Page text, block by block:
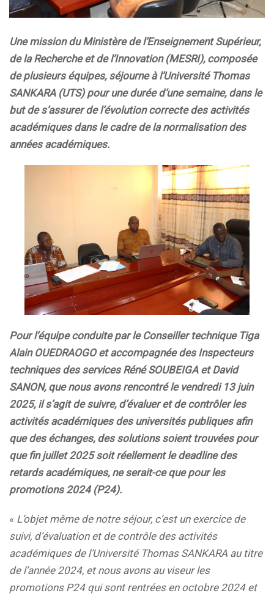
Une mission du Ministère de l’Enseignement Supérieur,
de la Recherche et de l’Innovation (MESRI), composée
de plusieurs équipes, séjourne à l’Université Thomas
SANKARA (UTS) pour une durée d’une semaine, dans le
but de s’assurer de l’évolution correcte des activités
académiques dans le cadre de la normalisation des
années académiques.
Pour l’équipe conduite par le Conseiller technique Tiga
Alain OUEDRAOGO et accompagnée des Inspecteurs
techniques des services Réné SOUBEIGA et David
SANON, que nous avons rencontré le vendredi 13 juin
2025, il s’agit de suivre, d’évaluer et de contrôler les
activités académiques des universités publiques afin
que des échanges, des solutions soient trouvées pour
que fin juillet 2025 soit réellement le deadline des
retards académiques, ne serait-ce que pour les
promotions 2024 (P24).
« L’objet même de notre séjour, c’est un exercice de
suivi, d’évaluation et de contrôle des activités
académiques de l’Université Thomas SANKARA au titre
de l’année 2024, et nous avons au viseur les
promotions P24 qui sont rentrées en octobre 2024 et